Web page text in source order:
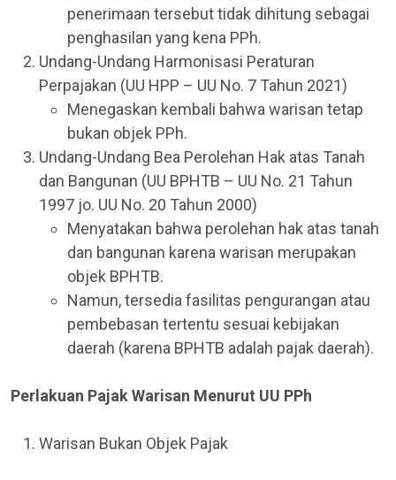
penerimaan tersebut tidak dihitung sebagai
penghasilan yang kena PPh.
Undang-Undang Harmonisasi Peraturan
Perpajakan (UU HPP – UU No. 7 Tahun 2021)
Menegaskan kembali bahwa warisan tetap
bukan objek PPh.
Undang-Undang Bea Perolehan Hak atas Tanah
dan Bangunan (UU BPHTB – UU No. 21 Tahun
1997 jo. UU No. 20 Tahun 2000)
Menyatakan bahwa perolehan hak atas tanah
dan bangunan karena warisan merupakan
objek BPHTB.
Namun, tersedia fasilitas pengurangan atau
pembebasan tertentu sesuai kebijakan
daerah (karena BPHTB adalah pajak daerah).
Perlakuan Pajak Warisan Menurut UU PPh
Warisan Bukan Objek Pajak